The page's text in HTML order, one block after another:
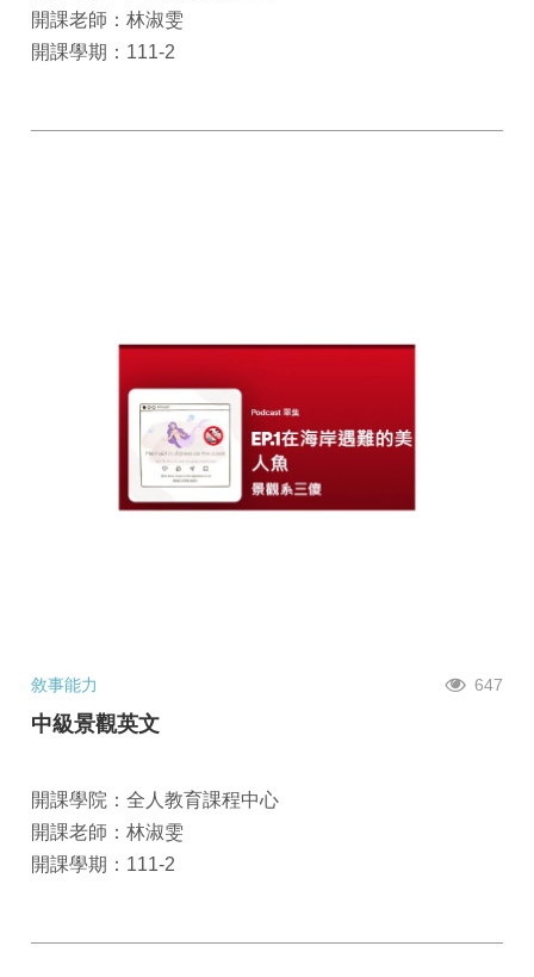
開課老師：林淑雯
開課學期：111-2
敘事能力 647
中級景觀英文
開課學院：全人教育課程中心
開課老師：林淑雯
開課學期：111-2